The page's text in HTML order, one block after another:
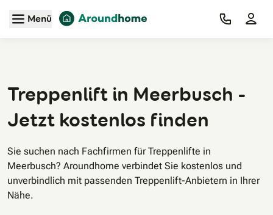
Zum Hauptinhalt
Menü
Treppenlift in Meerbusch -
Jetzt kostenlos finden
Sie suchen nach Fachfirmen für Treppenlifte in
Meerbusch? Aroundhome verbindet Sie kostenlos und
unverbindlich mit passenden Treppenlift-Anbietern in Ihrer
Nähe.